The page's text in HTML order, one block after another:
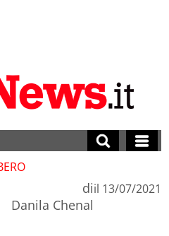
di
Danila Chenal
il 13/07/2021